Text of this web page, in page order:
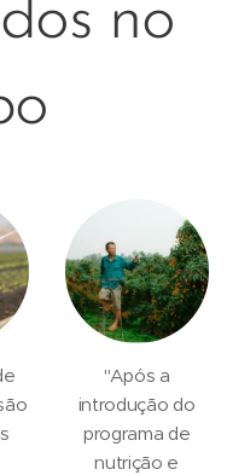
no
"Após a
introdução do
programa de
nutrição e